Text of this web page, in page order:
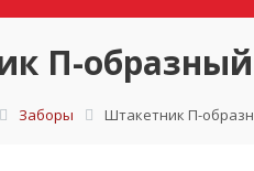
П-образный
Заборы Штакетник П-